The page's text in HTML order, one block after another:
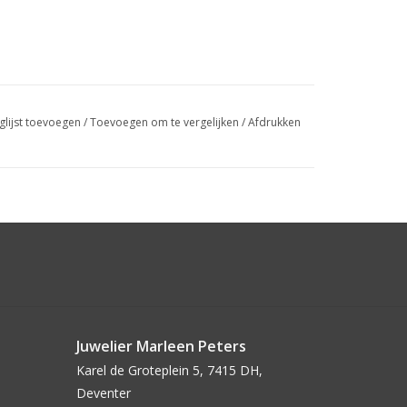
toevoegen /Toevoegen om te vergelijken /Afdrukken
Juwelier Marleen Peters
Karel de Groteplein 5, 7415 DH,
Deventer